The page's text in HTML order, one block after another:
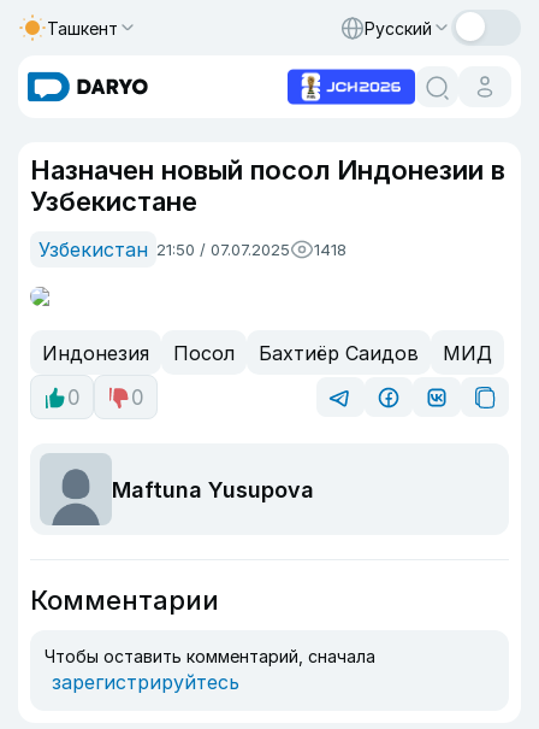
Ташкент Русский
Назначен новый посол Индонезии в
Узбекистане
Узбекистан 21:50 / 07.07.2025 1418
Индонезия Посол Бахтиёр Саидов
МИД
0
0
Maftuna Yusupova
Комментарии
Чтобы оставить комментарий, сначала
зарегистрируйтесь